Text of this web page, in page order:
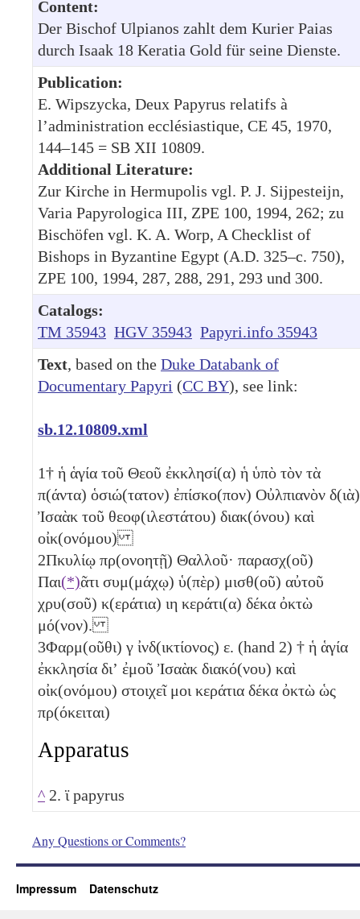
Content:
Der Bischof Ulpianos zahlt dem Kurier Paias
durch Isaak 18 Keratia Gold für seine Dienste.
Publication:
E. Wipszycka, Deux Papyrus relatifs à
l’administration ecclésiastique, CE 45, 1970,
144–145 = SB XII 10809.
Additional Literature:
Zur Kirche in Hermupolis vgl. P. J. Sijpesteijn,
Varia Papyrologica III, ZPE 100, 1994, 262; zu
Bischöfen vgl. K. A. Worp, A Checklist of
Bishops in Byzantine Egypt (A.D. 325–c. 750),
ZPE 100, 1994, 287, 288, 291, 293 und 300.
Catalogs:
TM 35943 HGV 35943 Papyri.info 35943
Text, based on the Duke Databank of
Documentary Papyri (CC BY), see link:
sb.12.10809.xml
1† ἡ ἁγία τοῦ Θεοῦ ἐκκλησί(α) ἡ ὑπὸ τὸν τὰ
π(άντα) ὁσιώ(τατον) ἐπίσκο(πον) Οὐλπιανὸν δ(ιὰ)
Ἰσαὰκ τοῦ θεοφ(ιλεστάτου) διακ(όνου) καὶ
οἰκ(ονόμου)
2Πκυλίῳ πρ(ονοητῇ) Θαλλοῦ· παρασχ(οῦ)
Παι(*)ᾶτι συμ(μάχῳ) ὑ(πὲρ) μισθ(οῦ) αὐτοῦ
χρυ(σοῦ) κ(εράτια) ιη κεράτι(α) δέκα ὀκτὼ
μό(νον).
3Φαρμ(οῦθι) γ ἰνδ(ικτίονος) ε. (hand 2) † ἡ ἁγία
ἐκκλησία διʼ ἐμοῦ Ἰσαὰκ διακό(νου) καὶ
οἰκ(ονόμου) στοιχεῖ μοι κεράτια δέκα ὀκτὼ ὡς
πρ(όκειται)
Apparatus
^ 2. ϊ papyrus
Any Questions or Comments?
Impressum Datenschutz